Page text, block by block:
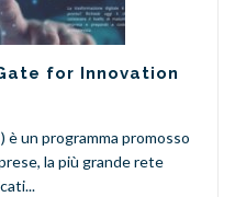
for Innovation
un programma promosso
la più grande rete